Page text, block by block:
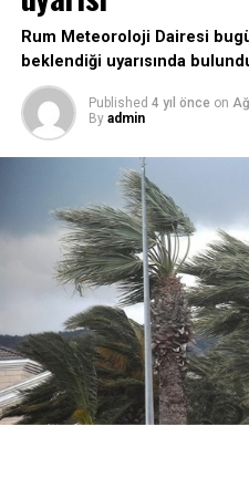
Rum Meteoroloji Dairesi
beklendiği uyarısında
Published 4 yıl önce on
By admin